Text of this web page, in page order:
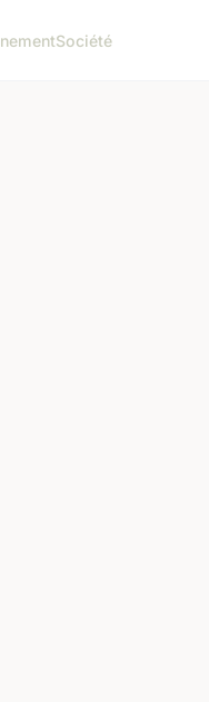
Société